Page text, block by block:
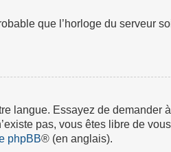
que l’horloge du serveur
langue. Essayez de demander
pas, vous êtes libre de
phpBB® (en anglais).